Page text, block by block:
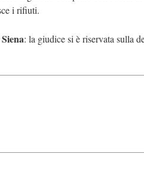
i rifiuti.
: la giudice si è riservata sulla